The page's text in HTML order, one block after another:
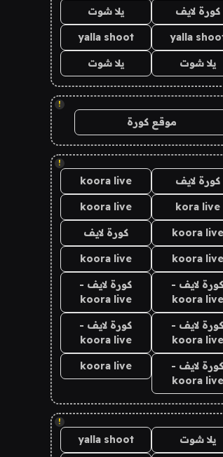
كورة لايف يلا شوت
yalla
yalla shoot
يلا شوت يلا شوت
!
موقع كورة
!
كورة لايف koora live
kora live
koora live
koora live كورة لايف
koora live
koora live
كورة لايف -
koora live
كورة لايف -
koora live
كورة لايف -
koora live
كورة لايف -
koora live
كورة لايف -
koora live
koora live
!
يلا شوت yalla shoot